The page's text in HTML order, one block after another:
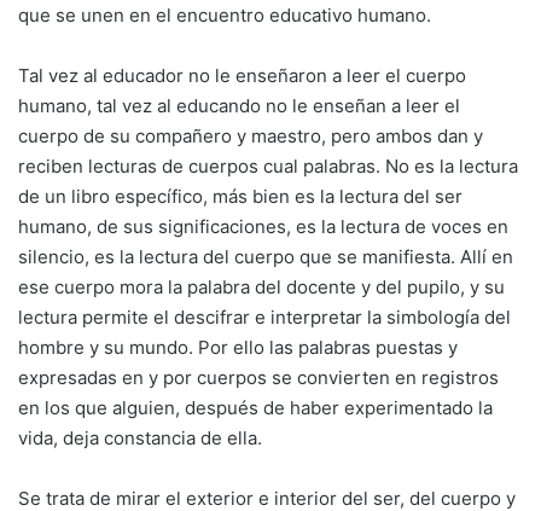
que se unen en el encuentro educativo humano.
Tal vez al educador no le enseñaron a leer el cuerpo
humano, tal vez al educando no le enseñan a leer el
cuerpo de su compañero y maestro, pero ambos dan y
reciben lecturas de cuerpos cual palabras. No es la lectura
de un libro específico, más bien es la lectura del ser
humano, de sus significaciones, es la lectura de voces en
silencio, es la lectura del cuerpo que se manifiesta. Allí en
ese cuerpo mora la palabra del docente y del pupilo, y su
lectura permite el descifrar e interpretar la simbología del
hombre y su mundo. Por ello las palabras puestas y
expresadas en y por cuerpos se convierten en registros
en los que alguien, después de haber experimentado la
vida, deja constancia de ella.
Se trata de mirar el exterior e interior del ser, del cuerpo y